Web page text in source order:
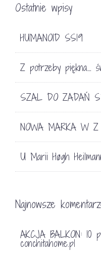
Ostatnie wpisy
HUMANOID SS19
Z potrzeby piękna…
SZAL DO ZADAŃ
NOWA MARKA W Z
U Marii Høgh
Najnowsze
AKCJA BALKON: 10
conchitahome.pl